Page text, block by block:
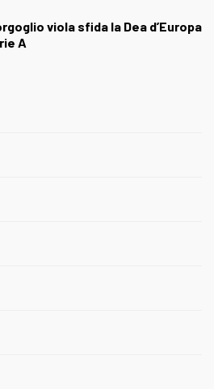
viola sfida la Dea d’Europa
A